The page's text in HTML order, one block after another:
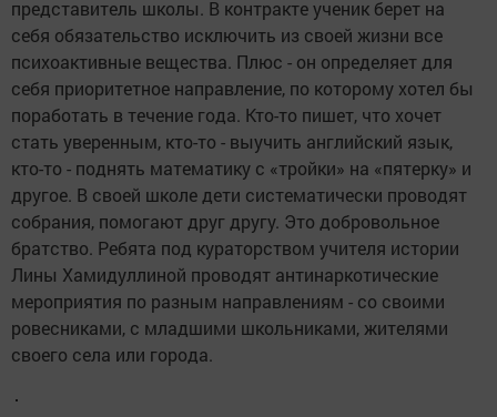
представитель школы. В контракте ученик берет на
себя обязательство исключить из своей жизни все
психоактивные вещества. Плюс - он определяет для
себя приоритетное направление, по которому хотел бы
поработать в течение года. Кто-то пишет, что хочет
стать уверенным, кто-то - выучить английский язык,
кто-то - поднять математику с «тройки» на «пятерку» и
другое. В своей школе дети систематически проводят
собрания, помогают друг другу. Это добровольное
братство. Ребята под кураторством учителя истории
Лины Хамидуллиной проводят антинаркотические
мероприятия по разным направлениям - со своими
ровесниками, с младшими школьниками, жителями
своего села или города.